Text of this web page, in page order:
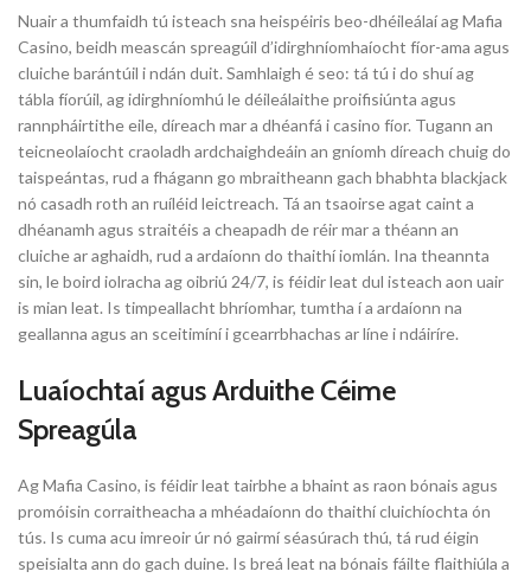
Nuair a thumfaidh tú isteach sna heispéiris beo-dhéileálaí ag Mafia
Casino, beidh meascán spreagúil d’idirghníomhaíocht fíor-ama agus
cluiche barántúil i ndán duit. Samhlaigh é seo: tá tú i do shuí ag
tábla fíorúil, ag idirghníomhú le déileálaithe proifisiúnta agus
rannpháirtithe eile, díreach mar a dhéanfá i casino fíor. Tugann an
teicneolaíocht craoladh ardchaighdeáin an gníomh díreach chuig do
taispeántas, rud a fhágann go mbraitheann gach bhabhta blackjack
nó casadh roth an ruíléid leictreach. Tá an tsaoirse agat caint a
dhéanamh agus straitéis a cheapadh de réir mar a théann an
cluiche ar aghaidh, rud a ardaíonn do thaithí iomlán. Ina theannta
sin, le boird iolracha ag oibriú 24/7, is féidir leat dul isteach aon uair
is mian leat. Is timpeallacht bhríomhar, tumtha í a ardaíonn na
geallanna agus an sceitimíní i gcearrbhachas ar líne i ndáiríre.
Luaíochtaí agus Arduithe Céime
Spreagúla
Ag Mafia Casino, is féidir leat tairbhe a bhaint as raon bónais agus
promóisin corraitheacha a mhéadaíonn do thaithí cluichíochta ón
tús. Is cuma acu imreoir úr nó gairmí séasúrach thú, tá rud éigin
speisialta ann do gach duine. Is breá leat na bónais fáilte flaithiúla a